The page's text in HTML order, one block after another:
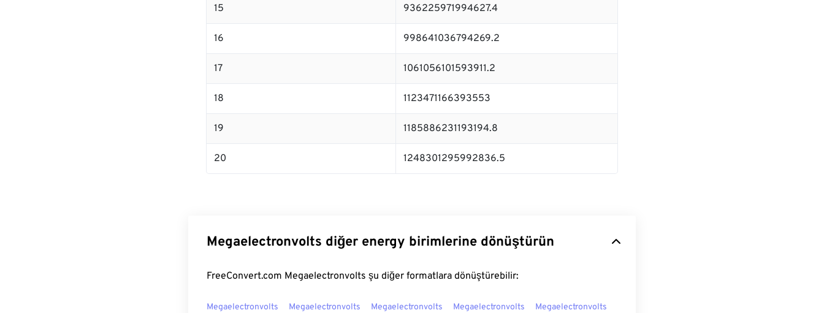
15 936225971994627.4
16 998641036794269.2
17 1061056101593911.2
18 1123471166393553
19 1185886231193194.8
20 1248301295992836.5
Megaelectronvolts diğer energy birimlerine dönüştürün
FreeConvert.com Megaelectronvolts şu diğer formatlara dönüştürebilir:
Megaelectronvolts
Megaelectronvolts
Megaelectronvolts
Megaelectronvolts
Megaelectronvolts